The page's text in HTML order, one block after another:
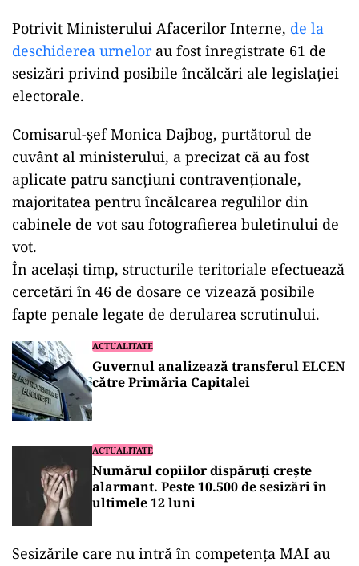
Potrivit Ministerului Afacerilor Interne, de la
deschiderea urnelorau fost înregistrate 61 de
sesizări privind posibile încălcări ale legislației
electorale.
Comisarul-șef Monica Dajbog, purtătorul de
cuvânt al ministerului, a precizat că au fost
aplicate patru sancțiuni contravenționale,
majoritatea pentru încălcarea regulilor din
cabinele de vot sau fotografierea buletinului de
vot.
În același timp, structurile teritoriale efectuează
cercetări în 46 de dosare ce vizează posibile
fapte penale legate de derularea scrutinului.
ACTUALITATE
Guvernul analizează transferul ELCEN
către Primăria Capitalei
ACTUALITATE
Numărul copiilor dispăruți crește
alarmant. Peste 10.500 de sesizări în
ultimele 12 luni
Sesizările care nu intră în competența MAI au